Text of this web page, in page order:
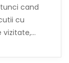
cand
cu
vizitate,…